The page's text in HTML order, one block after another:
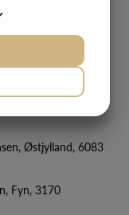
2142
Østjylland, 6083
Fyn, 3170